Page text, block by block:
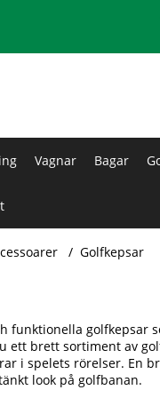
Vagnar Bagar
Golfkepsar
funktionella golfkepsar
ett brett sortiment av
i spelets rörelser. En
look på golfbanan.